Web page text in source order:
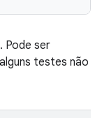
Pode ser
testes não